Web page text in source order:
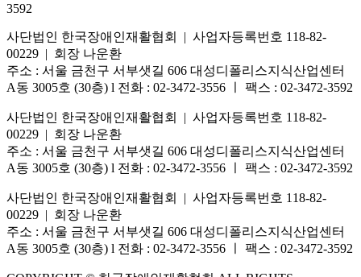
3592
사단법인 한국장애인재활협회 | 사업자등록번호 118-82-
00229 | 회장 나운환
주소 : 서울 금천구 서부샛길 606 대성디폴리스지식산업센터
A동 3005호 (30층) l 전화 : 02-3472-3556 ㅣ 팩스 : 02-3472-3592
사단법인 한국장애인재활협회 | 사업자등록번호 118-82-
00229 | 회장 나운환
주소 : 서울 금천구 서부샛길 606 대성디폴리스지식산업센터
A동 3005호 (30층) l 전화 : 02-3472-3556 ㅣ 팩스 : 02-3472-3592
사단법인 한국장애인재활협회 | 사업자등록번호 118-82-
00229 | 회장 나운환
주소 : 서울 금천구 서부샛길 606 대성디폴리스지식산업센터
A동 3005호 (30층) l 전화 : 02-3472-3556 ㅣ 팩스 : 02-3472-3592